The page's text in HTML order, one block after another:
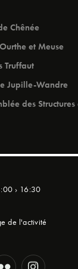
Chênée
et Meuse
Truffaut
Jupille-Wandre
des
› 16:30
de l'activité